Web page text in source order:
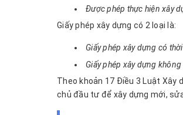
Được phép thực hiện xây
Giấy phép xây dựng có 2 loại là:
Giấy phép xây dựng có
Giấy phép xây dựng không
Theo khoản 17 Điều 3 Luật Xây
chủ đầu tư để xây dựng mới,